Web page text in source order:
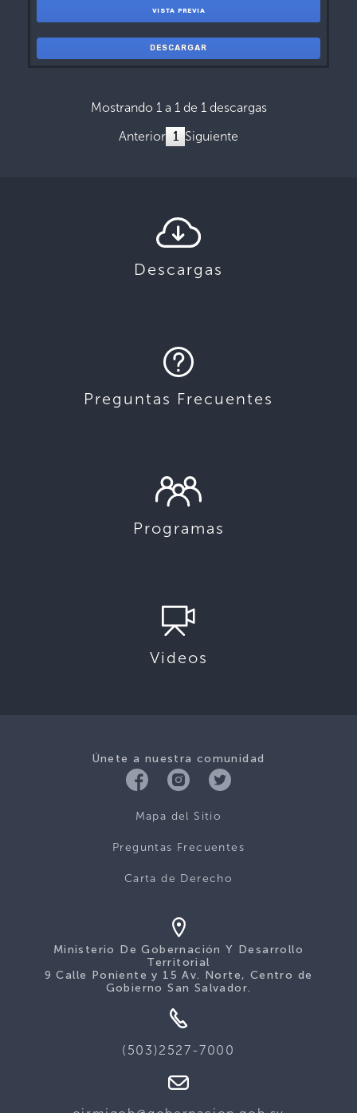
VISTA PREVIA
DESCARGAR
Mostrando 1 a 1 de 1 descargas
Anterior 1 Siguiente
Descargas
Preguntas Frecuentes
Programas
Videos
Únete a nuestra comunidad
Mapa del Sitio
Preguntas Frecuentes
Carta de Derecho
Ministerio De Gobernación Y Desarrollo
Territorial
9 Calle Poniente y 15 Av. Norte, Centro de
Gobierno San Salvador.
(503)2527-7000